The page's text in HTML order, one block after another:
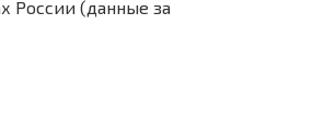
России (данные за